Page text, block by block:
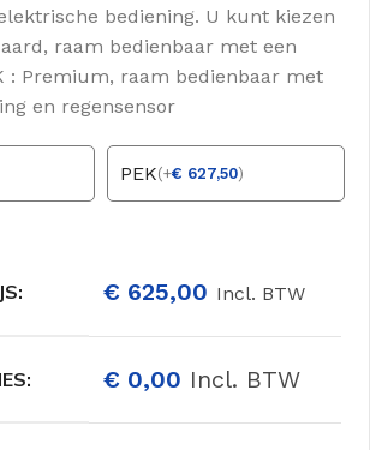
bediening. U kunt kiezen
raam bedienbaar met een
: Premium, raam bedienbaar met
en regensensor
PEK(+€ 627,50)
€ 625,00 Incl. BTW
€ 0,00 Incl. BTW